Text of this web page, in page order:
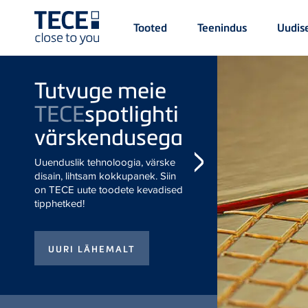
Main
Menü
1
Tooted Teenindus
Tutvuge meie
TECEspotlighti
värskendusega
Uuenduslik tehnoloogia,
kokkupanek. Siin on TECE
uute toodete kevadised
tipphetked!
TECEone
tualetipott.